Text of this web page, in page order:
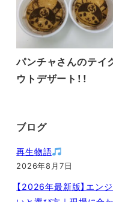
パンチャさんのテイ
ウトデザート！！
ブログ
再生物語
2026年8月7日
【2026年最新版】エン